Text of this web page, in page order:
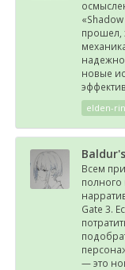
прошел,
новые
elden-
Всем
полного
Gate 3.
— это